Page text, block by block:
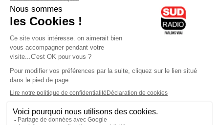
lyoncapitale.fr
olympique-et-lyonnais.com
L'application Iphone / Android
Téléchargez l'application
Les cookies
Gestion des cookies